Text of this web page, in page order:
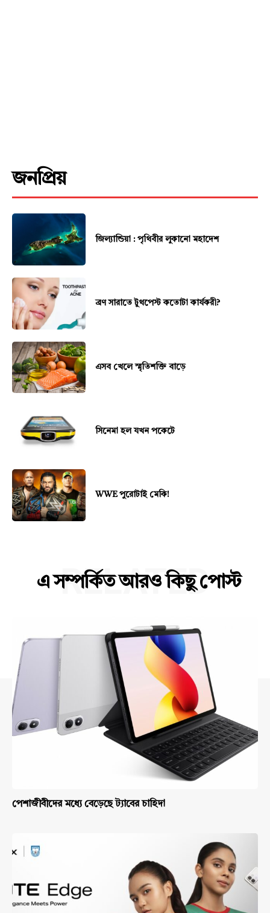
জনপ্রিয়
জিল্যান্ডিয়া : পৃথিবীর লুকানো মহাদেশ
ব্রণ সারাতে টুথপেস্ট কতোটা কার্যকরী?
এসব খেলে স্মৃতিশক্তি বাড়ে
সিনেমা হল যখন পকেটে
WWE পুরোটাই মেকি!
এ সম্পর্কিত আরও কিছু পোস্ট
RELATED
পেশাজীবীদের মধ্যে বেড়েছে ট্যাবের চাহিদা